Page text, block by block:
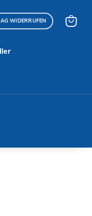
WIDERRUFEN